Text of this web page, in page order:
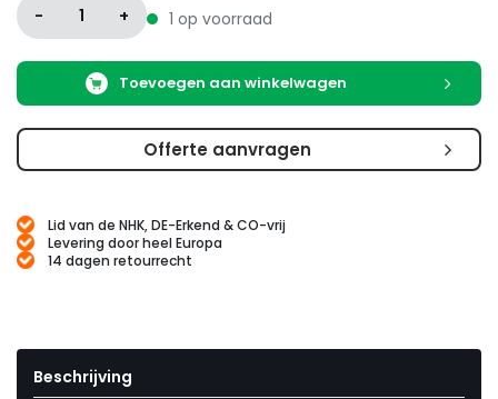
- 1 + 1 op voorraad
Toevoegen aan winkelwagen
Offerte aanvragen
Lid van de NHK, DE-Erkend & CO-vrij
Levering door heel Europa
14 dagen retourrecht
Beschrijving